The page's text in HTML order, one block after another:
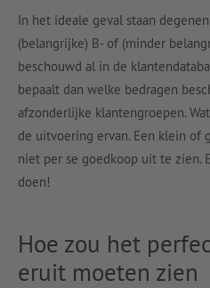
In het ideale geval staan
(belangrijke) B- of (minder
beschouwd al in de
bepaalt dan welke bedragen
afzonderlijke klantengroepen.
de uitvoering ervan. Een klein of
niet per se goedkoop uit te zien.
doen!
Hoe zou het
eruit moeten zien